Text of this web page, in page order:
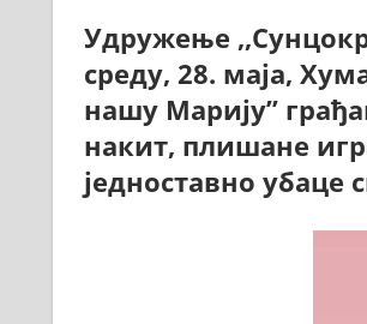
Удружење
среду, 28. маја,
нашу Марију”
накит, плишане
једноставно убаце